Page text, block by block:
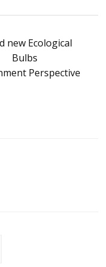
new Ecological
Bulbs
Perspective